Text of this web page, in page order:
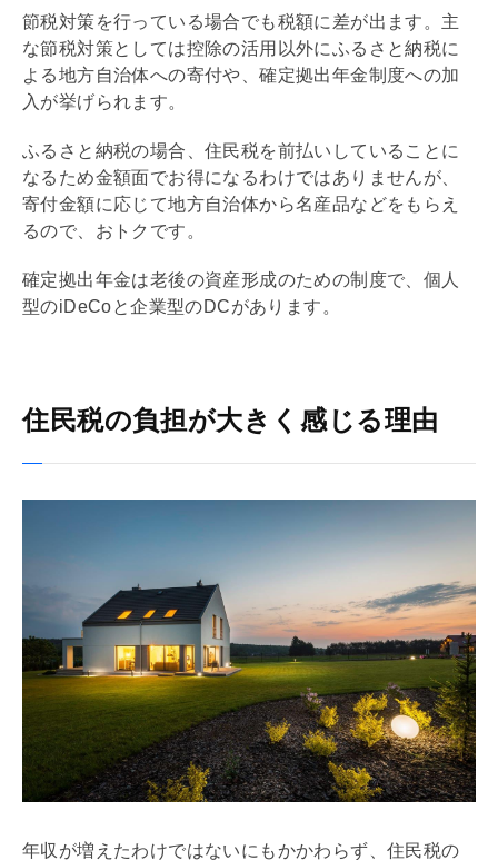
節税対策を行っている場合でも税額に差が出ます。主
な節税対策としては控除の活用以外にふるさと納税に
よる地方自治体への寄付や、確定拠出年金制度への加
入が挙げられます。
ふるさと納税の場合、住民税を前払いしていることに
なるため金額面でお得になるわけではありませんが、
寄付金額に応じて地方自治体から名産品などをもらえ
るので、おトクです。
確定拠出年金は老後の資産形成のための制度で、個人
型のiDeCoと企業型のDCがあります。
住民税の負担が大きく感じる理由
年収が増えたわけではないにもかかわらず、住民税の